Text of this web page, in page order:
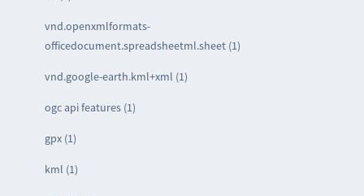
vnd.openxmlformats-
officedocument.spreadsheetml.sheet (1)
vnd.google-earth.kml+xml (1)
ogc api features (1)
gpx (1)
kml (1)